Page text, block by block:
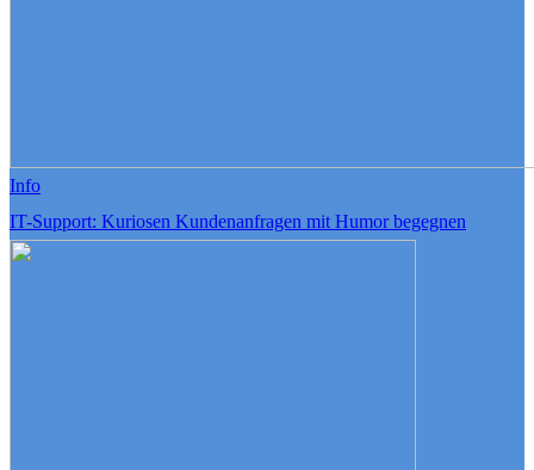
Info
IT-Support: Kuriosen Kundenanfragen mit Humor begegnen